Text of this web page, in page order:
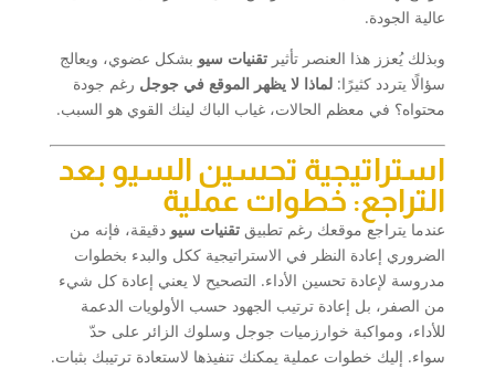
عالية الجودة.
وبذلك يُعزز هذا العنصر تأثير تقنيات سيو بشكل عضوي، ويعالج
سؤالًا يتردد كثيرًا: لماذا لا يظهر الموقع في جوجل رغم جودة
محتواه؟ في معظم الحالات، غياب الباك لينك القوي هو السبب.
استراتيجية تحسين السيو بعد
التراجع: خطوات عملية
عندما يتراجع موقعك رغم تطبيق تقنيات سيو دقيقة، فإنه من
الضروري إعادة النظر في الاستراتيجية ككل والبدء بخطوات
مدروسة لإعادة تحسين الأداء. التصحيح لا يعني إعادة كل شيء
من الصفر، بل إعادة ترتيب الجهود حسب الأولويات الدعمة
للأداء، ومواكبة خوارزميات جوجل وسلوك الزائر على حدّ
سواء. إليك خطوات عملية يمكنك تنفيذها لاستعادة ترتيبك بثبات.